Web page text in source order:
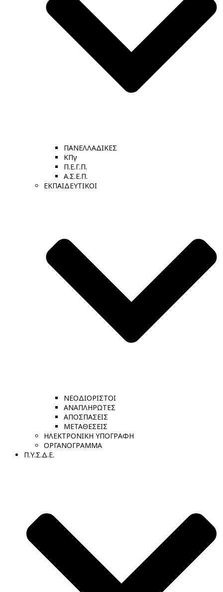
ΠΑΝΕΛΛΑΔΙΚΕΣ
ΚΠγ
Π.Ε.Γ.Π.
Α.Σ.Ε.Π.
ΕΚΠΑΙΔΕΥΤΙΚΟΙ
ΝΕΟΔΙΟΡΙΣΤΟΙ
ΑΝΑΠΛΗΡΩΤΕΣ
ΑΠΟΣΠΑΣΕΙΣ
ΜΕΤΑΘΕΣΕΙΣ
ΗΛΕΚΤΡΟΝΙΚΗ ΥΠΟΓΡΑΦΗ
ΟΡΓΑΝΟΓΡΑΜΜΑ
Π.Υ.Σ.Δ.Ε.